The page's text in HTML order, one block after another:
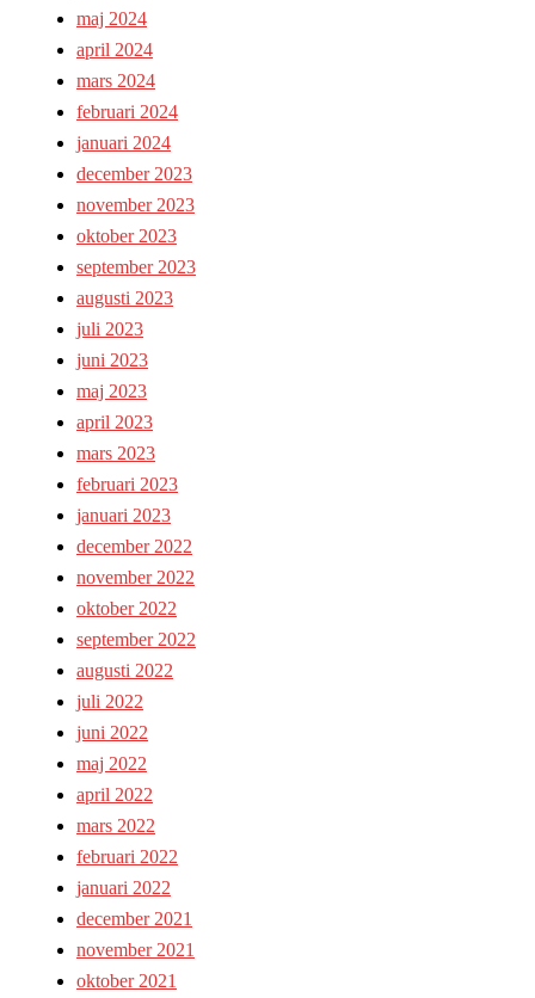
maj 2024
april 2024
mars 2024
februari 2024
januari 2024
december 2023
november 2023
oktober 2023
september 2023
augusti 2023
juli 2023
juni 2023
maj 2023
april 2023
mars 2023
februari 2023
januari 2023
december 2022
november 2022
oktober 2022
september 2022
augusti 2022
juli 2022
juni 2022
maj 2022
april 2022
mars 2022
februari 2022
januari 2022
december 2021
november 2021
oktober 2021